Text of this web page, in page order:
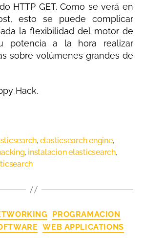
HTTP GET. Como se verá en
esto se puede complicar
la flexibilidad del motor de
potencia a la hora realizar
sobre volúmenes grandes de
Hack.
, elasticsearch engine,
, instalacion elasticsearch,
PROGRAMACION
WEB APPLICATIONS